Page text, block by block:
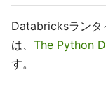
Databricksランタ
は、 The Python
す。